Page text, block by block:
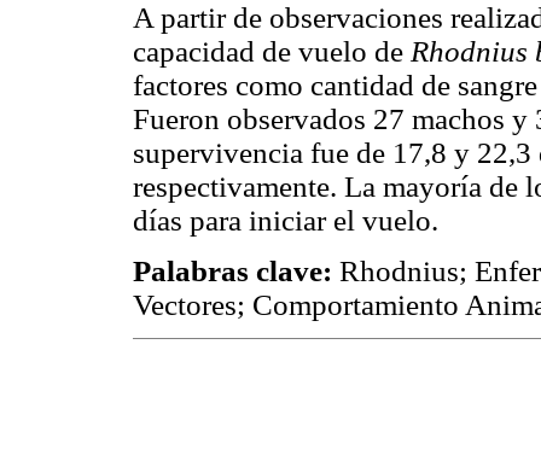
A partir de observaciones
capacidad de vuelo de Rhodnius
factores como cantidad de
Fueron observados 27 machos
supervivencia fue de 17,8 y 22,3
respectivamente. La mayoría de
días para iniciar el vuelo.
Palabras clave: Rhodnius;
Vectores; Comportamiento